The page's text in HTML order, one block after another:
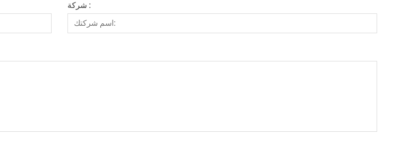
شركة :